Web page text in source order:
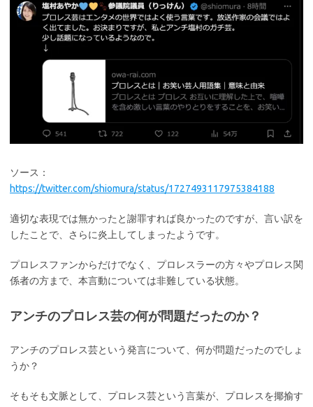
ソース：
https://twitter.com/shiomura/status/1727493117975384188
適切な表現では無かったと謝罪すれば良かったのですが、言い訳を
したことで、さらに炎上してしまったようです。
プロレスファンからだけでなく、プロレスラーの方々やプロレス関
係者の方まで、本言動については非難している状態。
アンチのプロレス芸の何が問題だったのか？
アンチのプロレス芸という発言について、何が問題だったのでしょ
うか？
そもそも文脈として、プロレス芸という言葉が、プロレスを揶揄す